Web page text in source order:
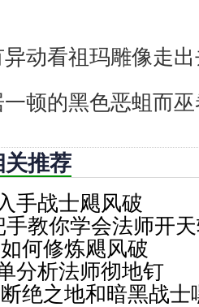
动看祖玛雕像走
顿的黑色恶蛆而
推荐
手战士飓风破
教你学会法师开
何修炼飓风破
分析法师彻地钉
绝之地和暗黑战士